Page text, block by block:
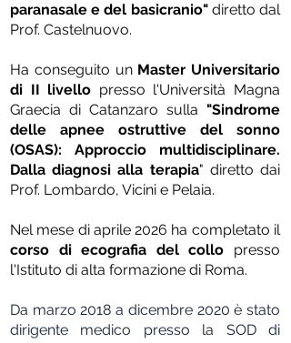
paranasale e del basicranio" diretto dal
Prof. Castelnuovo.
Ha conseguito un Master Universitario
di II livello presso l'Università Magna
Graecia di Catanzaro sulla "Sindrome
delle apnee ostruttive del sonno
(OSAS): Approccio multidisciplinare.
Dalla diagnosi alla terapia" diretto dai
Prof. Lombardo, Vicini e Pelaia.
Nel mese di aprile 2026 ha completato il
corso di ecografia del collo presso
l'Istituto di alta formazione di Roma.
Da marzo 2018 a dicembre 2020 è stato
dirigente medico presso la SOD di